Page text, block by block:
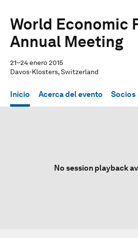
World Economic
Annual Meeting
21–24 enero 2015
Davos-Klosters, Switzerland
Inicio Acerca del evento Socios
No session playback